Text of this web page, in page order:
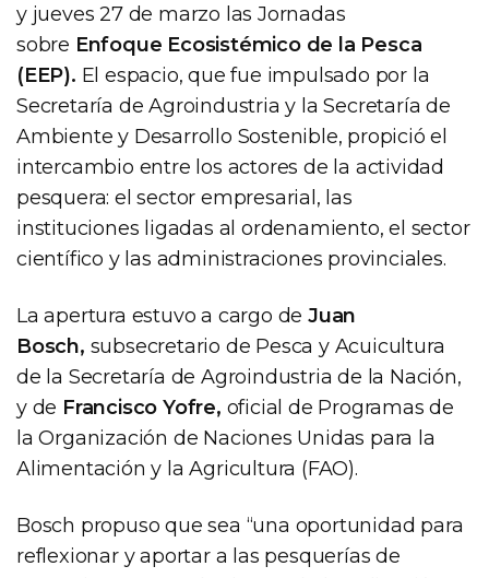
y jueves 27 de marzo las Jornadas
sobre Enfoque Ecosistémico de la Pesca
(EEP). El espacio, que fue impulsado por la
Secretaría de Agroindustria y la Secretaría de
Ambiente y Desarrollo Sostenible, propició el
intercambio entre los actores de la actividad
pesquera: el sector empresarial, las
instituciones ligadas al ordenamiento, el sector
científico y las administraciones provinciales.
La apertura estuvo a cargo de Juan
Bosch, subsecretario de Pesca y Acuicultura
de la Secretaría de Agroindustria de la Nación,
y de Francisco Yofre, oficial de Programas de
la Organización de Naciones Unidas para la
Alimentación y la Agricultura (FAO).
Bosch propuso que sea “una oportunidad para
reflexionar y aportar a las pesquerías de